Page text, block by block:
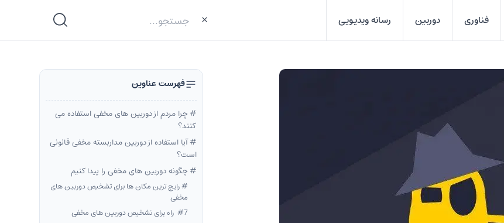
فناوری دوربین رسانه ویدیویی
فهرست عناوین
چرا مردم از دوربین های مخفی استفاده می
کنند؟
آیا استفاده از دوربین مداربسته مخفی قانونی
است؟
چگونه دوربین های مخفی را پیدا کنیم
رایج ترین مکان ها برای تشخیص دوربین های
مخفی
7 راه برای تشخیص دوربین های مخفی